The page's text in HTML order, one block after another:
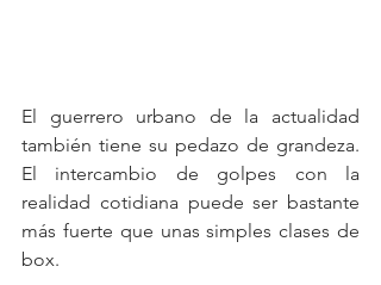
El guerrero urbano de la actualidad
también tiene su pedazo de grandeza.
El intercambio de golpes con la
realidad cotidiana puede ser bastante
más fuerte que unas simples clases de
box.